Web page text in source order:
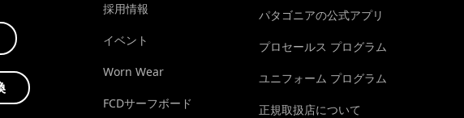
採用情報
イベント
Worn Wear
FCDサーフボード
パタゴニアの公式アプリ
プロセールス プログラム
ユニフォーム プログラム
正規取扱店について